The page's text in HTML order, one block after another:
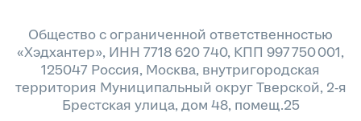
Общество с ограниченной ответственностью
«Хэдхантер», ИНН 7718 620 740, КПП 997 750 001,
125047 Россия, Москва, внутригородская
территория Муниципальный округ Тверской, 2-я
Брестская улица, дом 48, помещ.25